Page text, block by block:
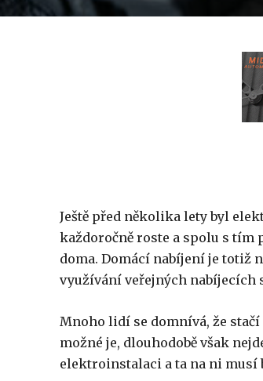
Ještě před několika lety byl
každoročně roste a spolu s
doma. Domácí nabíjení je totiž
využívání veřejných nabíjecích
Mnoho lidí se domnívá, že stačí
možné je, dlouhodobě však
elektroinstalaci a ta na ni musí